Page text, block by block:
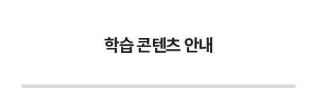
학습 콘텐츠 안내